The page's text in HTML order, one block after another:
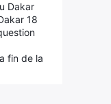
Dakar
18
fin de la